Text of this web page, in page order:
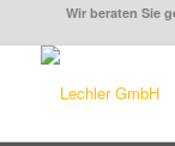
Wir beraten Sie